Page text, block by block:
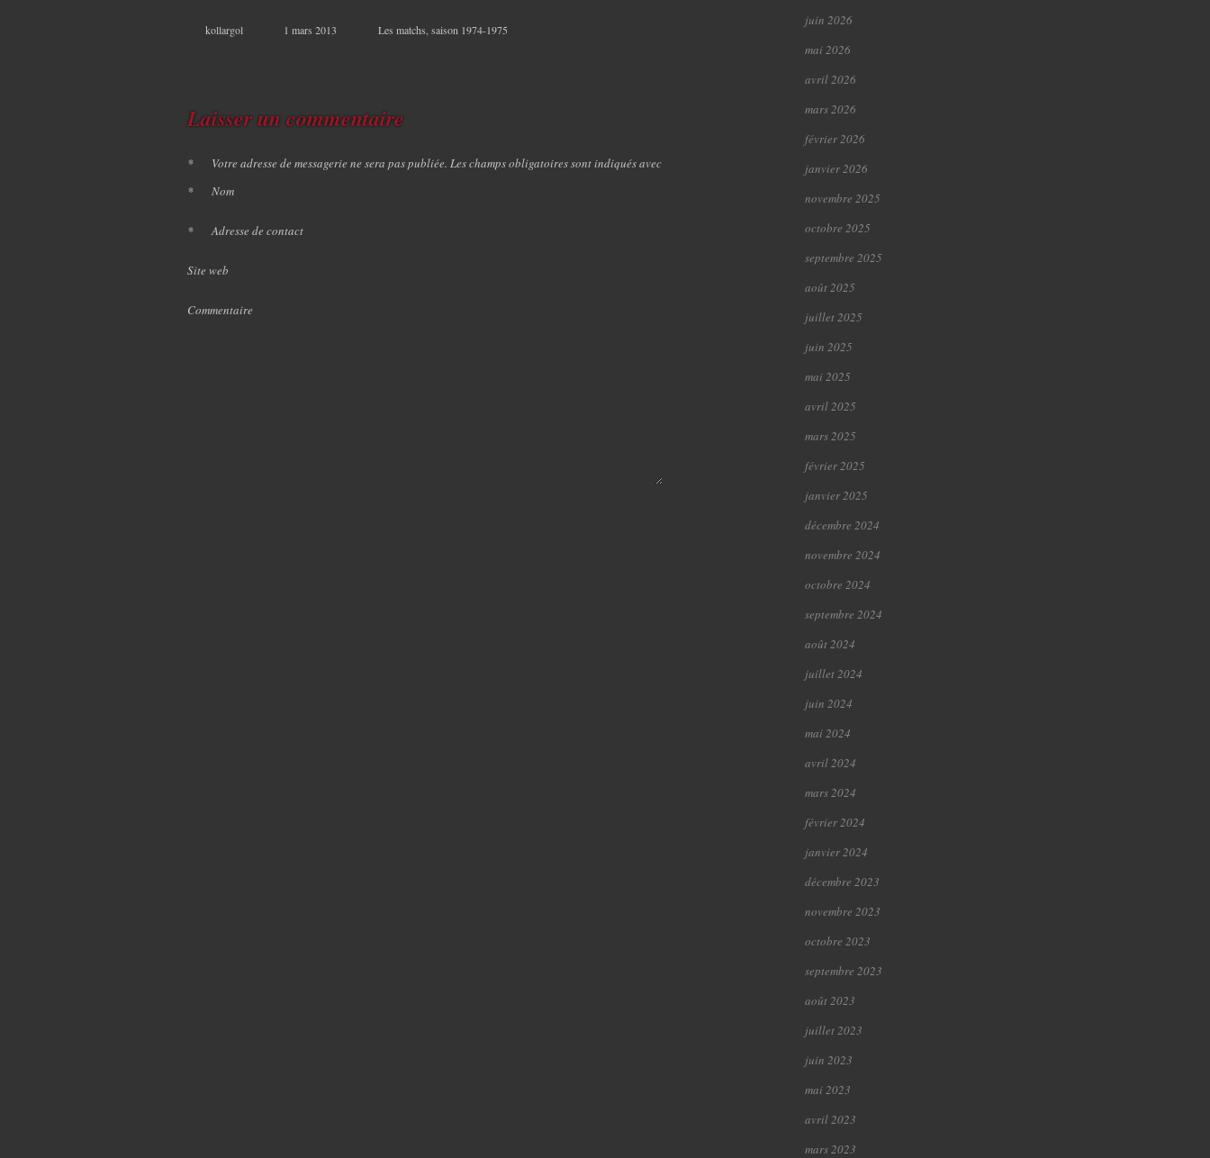
kollargol 1 mars 2013 Les matchs saison 1974-1975
Laisser un commentaire
Votre adresse de messagerie ne sera pas publiée. Les champs obligatoires sont indiqués avec
*
Nom
*
Adresse de contact
*
Site web
Commentaire
juin 2026
mai 2026
avril 2026
mars 2026
février 2026
janvier 2026
novembre 2025
octobre 2025
septembre 2025
août 2025
juillet 2025
juin 2025
mai 2025
avril 2025
mars 2025
février 2025
janvier 2025
décembre 2024
novembre 2024
octobre 2024
septembre 2024
août 2024
juillet 2024
juin 2024
mai 2024
avril 2024
mars 2024
février 2024
janvier 2024
décembre 2023
novembre 2023
octobre 2023
septembre 2023
août 2023
juillet 2023
juin 2023
mai 2023
avril 2023
mars 2023